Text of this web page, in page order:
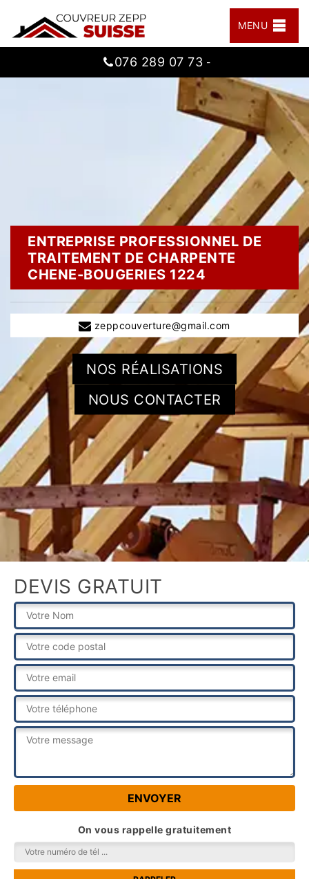
MENU
076 289 07 73 -
ENTREPRISE PROFESSIONNEL DE
TRAITEMENT DE CHARPENTE
CHENE-BOUGERIES 1224
zeppcouverture@gmail.com
NOS RÉALISATIONS
NOUS CONTACTER
DEVIS GRATUIT
On vous rappelle gratuitement